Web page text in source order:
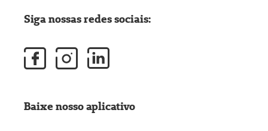
Siga nossas redes sociais:
Baixe nosso aplicativo